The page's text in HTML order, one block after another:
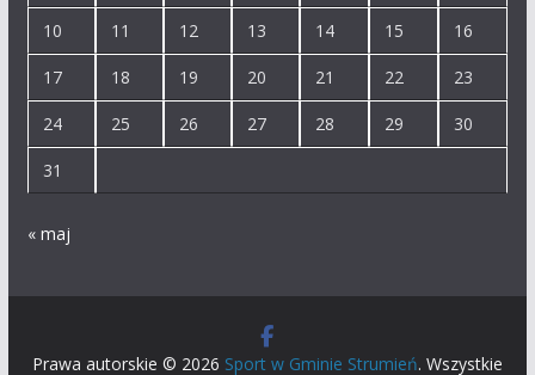
10 11 12 13 14 15 16
17 18 19 20 21 22 23
24 25 26 27 28 29 30
31
« maj
Prawa autorskie © 2026 Sport w Gminie Strumień. Wszystkie